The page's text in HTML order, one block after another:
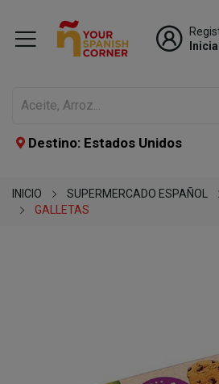
Destino: Estados Unidos
INICIO SUPERMERCADO ESPAÑOL
GALLETAS